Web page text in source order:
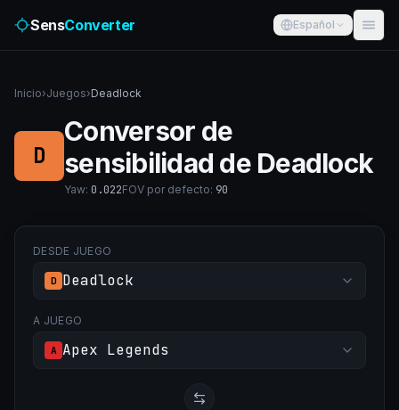
SensConverter Español
Inicio›Juegos›Deadlock
D
Conversor de
sensibilidad de Deadlock
Yaw: 0.022FOV por defecto: 90
DESDE JUEGO
D Deadlock
A JUEGO
A Apex Legends